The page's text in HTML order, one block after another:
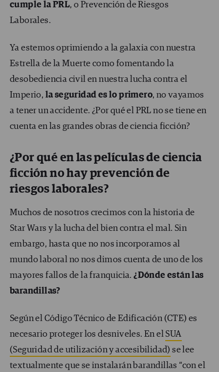
cumple la PRL, o Prevención de Riesgos
Laborales.
Ya estemos oprimiendo a la galaxia con nuestra
Estrella de la Muerte como fomentando la
desobediencia civil en nuestra lucha contra el
Imperio, la seguridad es lo primero, no vayamos
a tener un accidente. ¿Por qué el PRL no se tiene en
cuenta en las grandes obras de ciencia ficción?
¿Por qué en las películas de ciencia
ficción no hay prevención de
riesgos laborales?
Muchos de nosotros crecimos con la historia de
Star Wars y la lucha del bien contra el mal. Sin
embargo, hasta que no nos incorporamos al
mundo laboral no nos dimos cuenta de uno de los
mayores fallos de la franquicia.¿Dónde están las
barandillas?
Según el Código Técnico de Edificación (CTE) es
necesario proteger los desniveles. En el SUA
(Seguridad de utilización y accesibilidad) se lee
textualmente que se instalarán barandillas “con el